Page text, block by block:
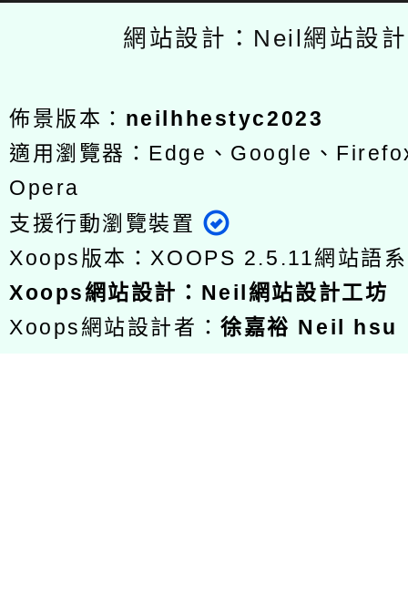
網站設計：Neil網站設
佈景版本： neilhhestyc2023
適用瀏覽器：Edge、Google、
Opera
支援行動瀏覽裝置
Xoops版本：XOOPS 2.5.11網站語
Xoops網站設計 ： Neil網站設計工坊
Xoops網站設計者：徐嘉裕 Neil hsu